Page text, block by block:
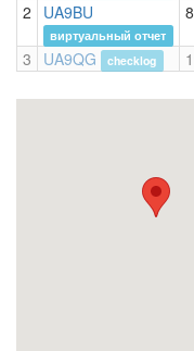
2 UA9BU
виртуальный отчет
3 UA9QG checklog